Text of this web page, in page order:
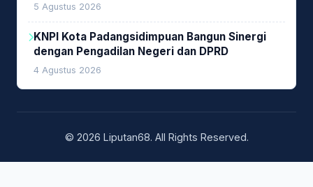
5 Agustus 2026
KNPI Kota Padangsidimpuan Bangun Sinergi
dengan Pengadilan Negeri dan DPRD
4 Agustus 2026
© 2026 Liputan68. All Rights Reserved.